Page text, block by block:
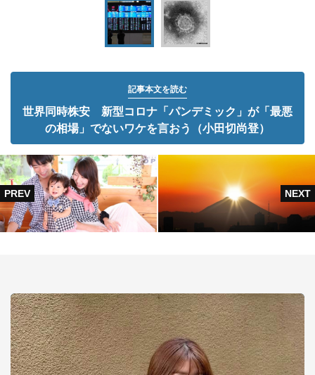
記事本文を読む
世界同時株安 新型コロナ「パンデミック」が「最悪
の相場」でないワケを言おう（小田切尚登）